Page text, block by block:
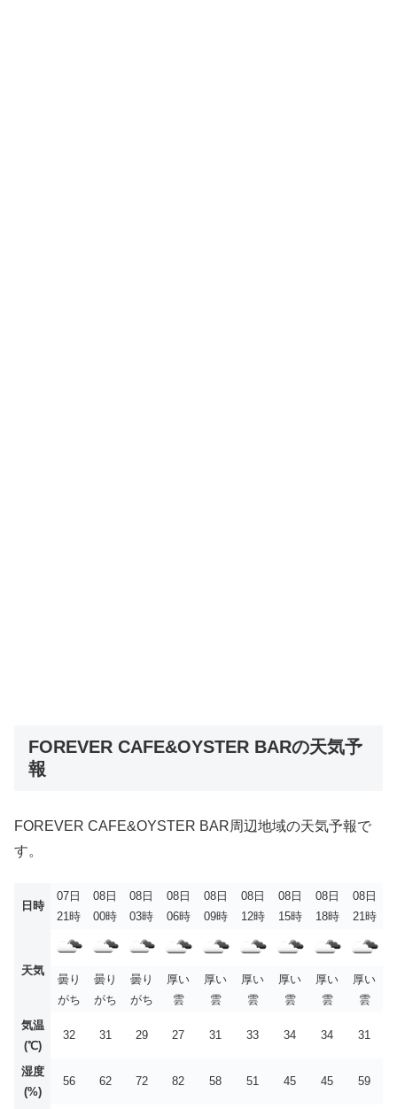
FOREVER CAFE&OYSTER BARの天気予
報
FOREVER CAFE&OYSTER BAR周辺地域の天気予報で
す。
日時
07日
21時
08日
00時
08日
03時
08日
06時
08日
09時
08日
12時
08日
15時
08日
18時
08日
21時
天気
曇り
がち
曇り
がち
曇り
がち
厚い
雲
厚い
雲
厚い
雲
厚い
雲
厚い
雲
厚い
雲
気温
(℃)
32 31 29 27 31 33 34 34 31
湿度
(%)
56 62 72 82 58 51 45 45 59